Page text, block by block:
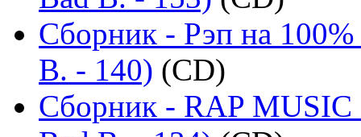
Сборник - Рэп на
B. - 140) (CD)
Сборник - RAP